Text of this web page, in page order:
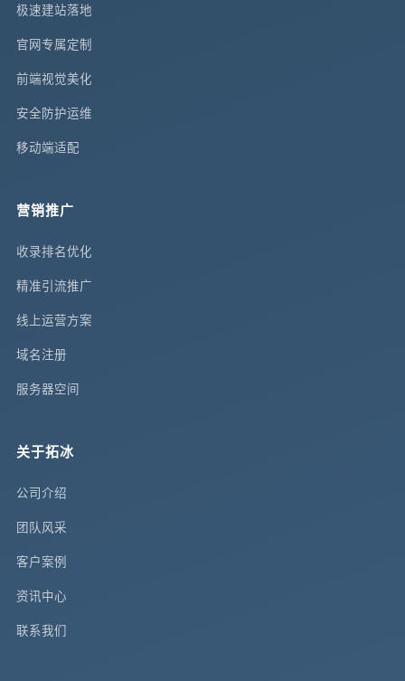
极速建站落地
官网专属定制
前端视觉美化
安全防护运维
移动端适配
营销推广
收录排名优化
精准引流推广
线上运营方案
域名注册
服务器空间
关于拓冰
公司介绍
团队风采
客户案例
资讯中心
联系我们